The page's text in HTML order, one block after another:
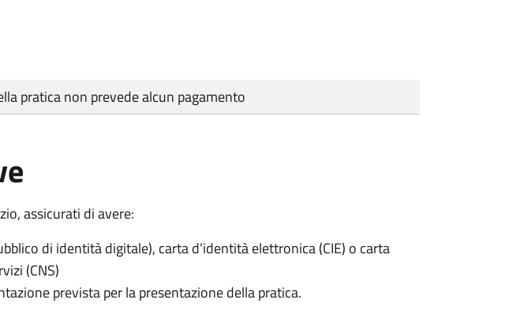
pratica non prevede alcun pagamento
assicurati di avere:
di identità digitale), carta d’identità elettronica (CIE) o carta
(CNS)
prevista per la presentazione della pratica.